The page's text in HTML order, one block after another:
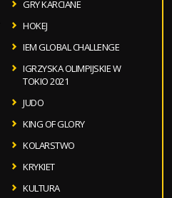
GRY KARCIANE
HOKEJ
IEM GLOBAL CHALLENGE
IGRZYSKA OLIMPIJSKIE W
TOKIO 2021
JUDO
KING OF GLORY
KOLARSTWO
KRYKIET
KULTURA